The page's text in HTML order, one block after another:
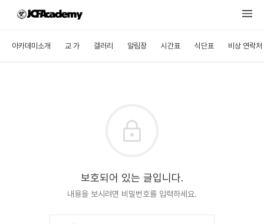
아카데미소개 교 가 갤러리 알림장 시간표 식단표 비상 연락처
보호되어 있는 글입니다.
내용을 보시려면 비밀번호를 입력하세요.